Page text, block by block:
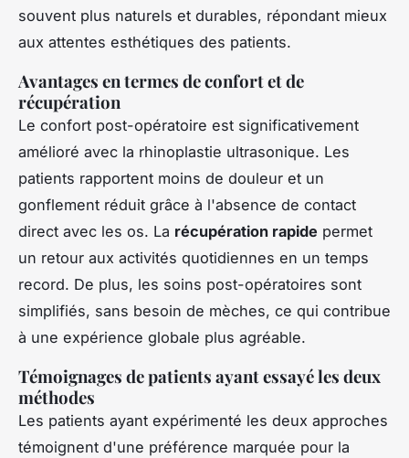
souvent plus naturels et durables, répondant mieux
aux attentes esthétiques des patients.
Avantages en termes de confort et de
récupération
Le confort post-opératoire est significativement
amélioré avec la rhinoplastie ultrasonique. Les
patients rapportent moins de douleur et un
gonflement réduit grâce à l'absence de contact
direct avec les os. La récupération rapide permet
un retour aux activités quotidiennes en un temps
record. De plus, les soins post-opératoires sont
simplifiés, sans besoin de mèches, ce qui contribue
à une expérience globale plus agréable.
Témoignages de patients ayant essayé les deux
méthodes
Les patients ayant expérimenté les deux approches
témoignent d'une préférence marquée pour la